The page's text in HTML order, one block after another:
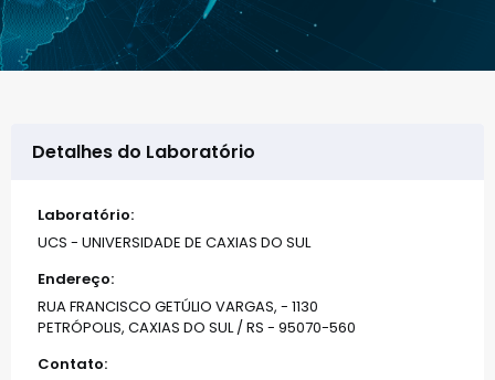
Detalhes do Laboratório
Laboratório:
UCS - UNIVERSIDADE DE CAXIAS DO SUL
Endereço:
RUA FRANCISCO GETÚLIO VARGAS, - 1130
PETRÓPOLIS, CAXIAS DO SUL / RS - 95070-560
Contato: